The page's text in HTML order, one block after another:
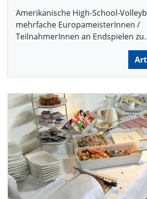
Amerikanische High-School-
mehrfache EuropameisterInnen /
TeilnahmerInnen an Endspielen